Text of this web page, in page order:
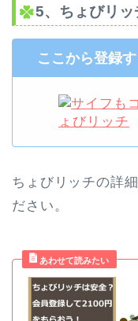
5、ちょびリッ
ここから登録
ちょびリッチの詳
ださい。